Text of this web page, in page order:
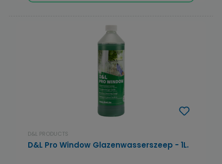
D&L PRODUCTS
D&L Pro Window Glazenwasserszeep - 1L.